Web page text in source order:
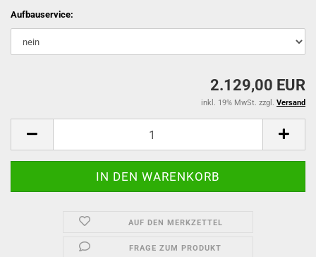
Aufbauservice:
2.129,00 EUR
inkl. 19% MwSt. zzgl. Versand
AUF DEN MERKZETTEL
FRAGE ZUM PRODUKT